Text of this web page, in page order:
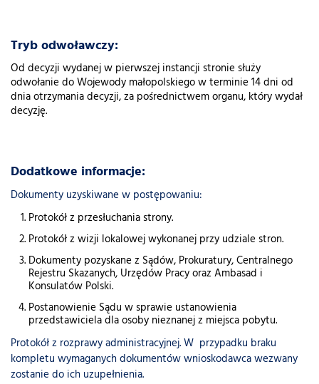
Tryb odwoławczy:
Od decyzji wydanej w pierwszej instancji stronie służy
odwołanie do Wojewody małopolskiego w terminie 14 dni od
dnia otrzymania decyzji, za pośrednictwem organu, który wydał
decyzję.
Dodatkowe informacje:
Dokumenty uzyskiwane w postępowaniu:
Protokół z przesłuchania strony.
Protokół z wizji lokalowej wykonanej przy udziale stron.
Dokumenty pozyskane z Sądów, Prokuratury, Centralnego
Rejestru Skazanych, Urzędów Pracy oraz Ambasad i
Konsulatów Polski.
Postanowienie Sądu w sprawie ustanowienia
przedstawiciela dla osoby nieznanej z miejsca pobytu.
Protokół z rozprawy administracyjnej. W przypadku braku
kompletu wymaganych dokumentów wnioskodawca wezwany
zostanie do ich uzupełnienia.